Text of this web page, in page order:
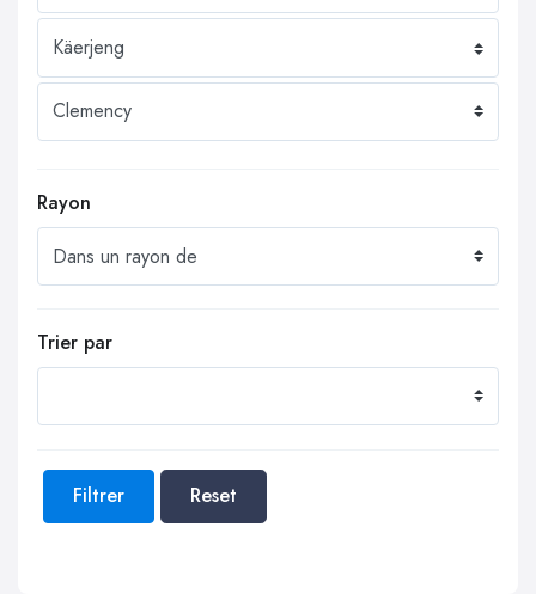
Rayon
Trier par
Filtrer Reset